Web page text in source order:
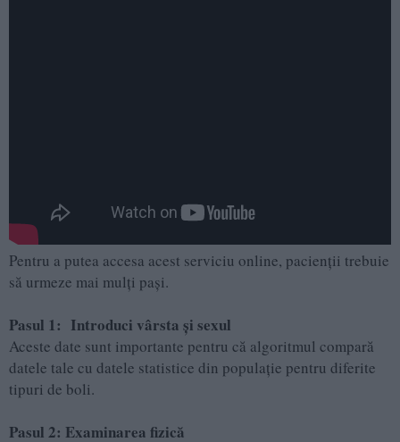
Pentru a putea accesa acest serviciu online, pacienţii trebuie
să urmeze mai mulţi paşi.
Pasul 1: Introduci vârsta și sexul
Aceste date sunt importante pentru că algoritmul compară
datele tale cu datele statistice din populație pentru diferite
tipuri de boli.
Pasul 2: Examinarea fizică